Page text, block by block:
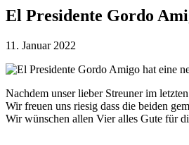
El Presidente Gordo
11. Januar 2022
Nachdem unser lieber Streuner im
Wir freuen uns riesig dass die beiden
Wir wünschen allen Vier alles Gute für